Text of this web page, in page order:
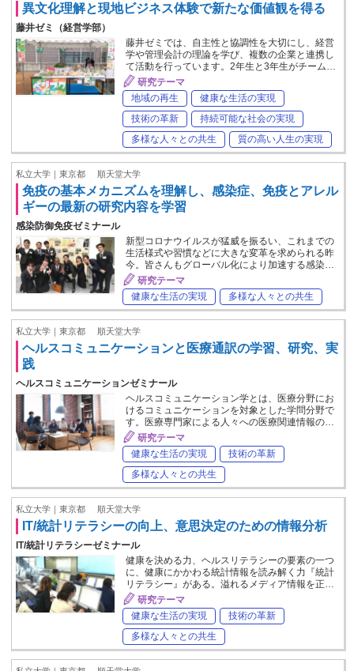
異文化理解と現地ビジネス体験で新たな価値観を得る
藤井ゼミ（経営学部）
藤井ゼミでは、自主性と協調性を大切にし、経営
学や管理会計の理論を学び、複数の企業と連携し
て活動を行っています。2年生と3年生がチーム…
研究テーマ
地域の再生
健康な生活の実現
技術の革新
持続可能な社会の実現
多様な人々との共生
質の高い人生の実現
私立大学｜東京都 順天堂大学
免疫の基本メカニズムを理解し、感染症、免疫とアレル
ギーの最新の研究内容を学習
感染防御免疫ゼミナール
新型コロナウイルスが猛威を振るい、これまでの
生活様式や習慣などに大きな変革を求められる昨
今。皆さんもグローバル化により加速する感染…
研究テーマ
健康な生活の実現
多様な人々との共生
私立大学｜東京都 順天堂大学
ヘルスコミュニケーションと医療通訳の学習、研究、実
践
ヘルスコミュニケーションゼミナール
ヘルスコミュニケーション学とは、医療分野にお
けるコミュニケーションを対象とした学問分野で
す。医療専門家による人々への医療関連情報の…
研究テーマ
健康な生活の実現
技術の革新
多様な人々との共生
私立大学｜東京都 順天堂大学
IT/統計リテラシーの向上、意思決定のための情報分析
IT/統計リテラシーゼミナール
健康を決める力、ヘルスリテラシーの要素の一つ
に、健康にかかわる統計情報を読み解く力『統計
リテラシー』がある。溢れるメディア情報を正…
研究テーマ
健康な生活の実現
技術の革新
多様な人々との共生